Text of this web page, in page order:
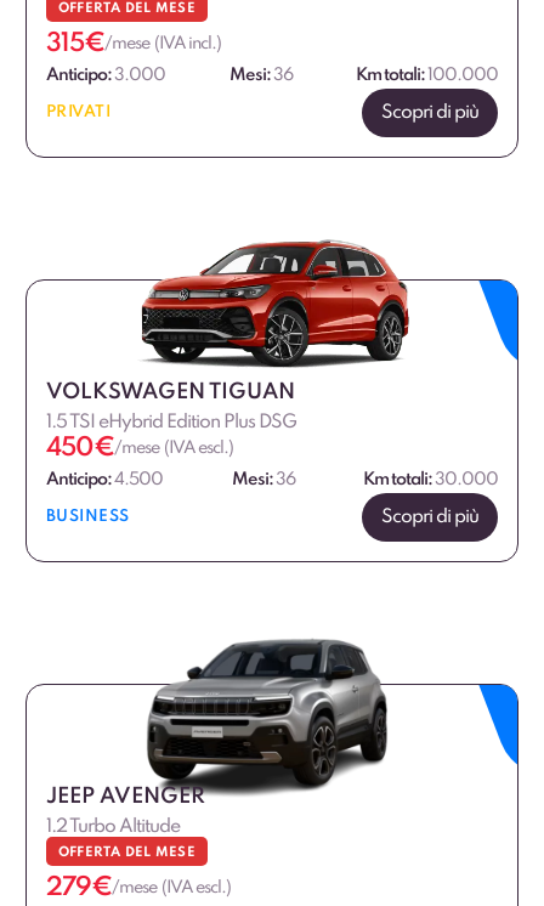
OFFERTA DEL MESE
315€/mese (IVA incl.)
Anticipo:3.000 Mesi:36 Km totali: 100.000
PRIVATI Scopri di più
VOLKSWAGEN TIGUAN
1.5 TSI eHybrid Edition Plus DSG
450€/mese (IVA escl.)
Anticipo:4.500 Mesi:36 Km totali:30.000
BUSINESS Scopri di più
JEEP AVENGER
1.2 Turbo Altitude
OFFERTA DEL MESE
279€/mese (IVA escl.)